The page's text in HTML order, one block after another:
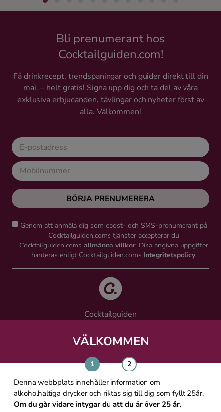
VÄLKOMMEN
Denna webbplats innehåller information om
alkoholhaltiga drycker och riktas sig till dig som fyllt 25år.
Om du går vidare intygar du att du är över 25 år.
Bli prenumerant hos
Cocktailguiden.com!
Få drinkrecept, trendspaningar och guider direkt till din
mail – helt gratis! Signa upp dig och ta del av våra
exklusiva erbjudanden, tävlingar och nyheter först av
alla. Välkommen!
BÖRJA PRENUMERERA
Genom att anmäla dig som epost- och SMS-prenumerant på
Cocktailguiden.coms tjänster accepterar du
Cocktailguiden.coms allmänna villkor. Dina angivna uppgifter
hanteras enligt Cocktailguiden.coms Integritetspolicy.
Cocktailguiden
Västra Järnvägsgatan 21, 111 64 Stockholm